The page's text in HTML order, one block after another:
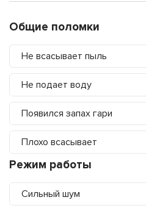
Общие поломки
Не всасывает пыль
Не подает воду
Появился запах гари
Плохо всасывает
Режим работы
Сильный шум